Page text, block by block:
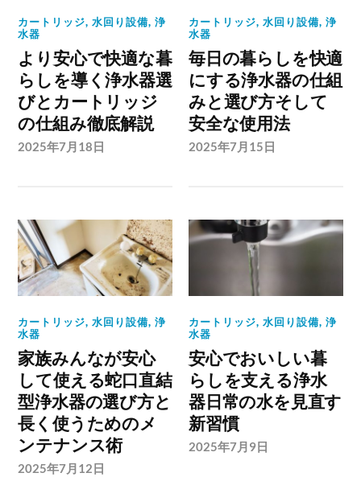
カートリッジ,水回り設備,浄
水器
より安心で快適な暮
らしを導く浄水器選
びとカートリッジ
の仕組み徹底解説
2025年7月18日
カートリッジ,水回り設備,浄
水器
毎日の暮らしを快適
にする浄水器の仕組
みと選び方そして
安全な使用法
2025年7月15日
カートリッジ,水回り設備,浄
水器
家族みんなが安心
して使える蛇口直結
型浄水器の選び方と
長く使うためのメ
ンテナンス術
2025年7月12日
カートリッジ,水回り設備,浄
水器
安心でおいしい暮
らしを支える浄水
器日常の水を見直す
新習慣
2025年7月9日